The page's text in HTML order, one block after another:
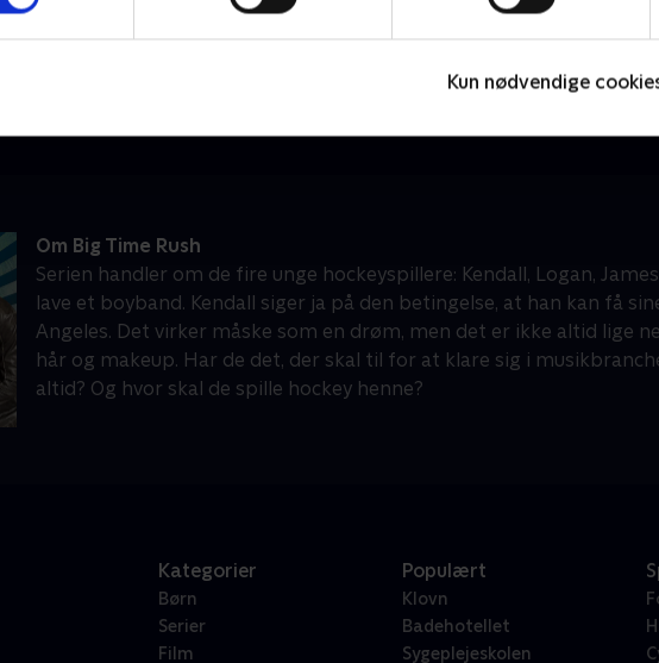
Kun nødvendige
Om Big Time Rush
Serien handler om de fire unge hockeyspillere: Kendall, Logan,
lave et boyband. Kendall siger ja på den betingelse, at han kan få
Angeles. Det virker måske som en drøm, men det er ikke altid lige
hår og makeup. Har de det, der skal til for at klare sig i
altid? Og hvor skal de spille hockey henne?
Kategorier
Børn
Serier
Film
Populært
Klovn
Badehotellet
Sygeplejeskolen